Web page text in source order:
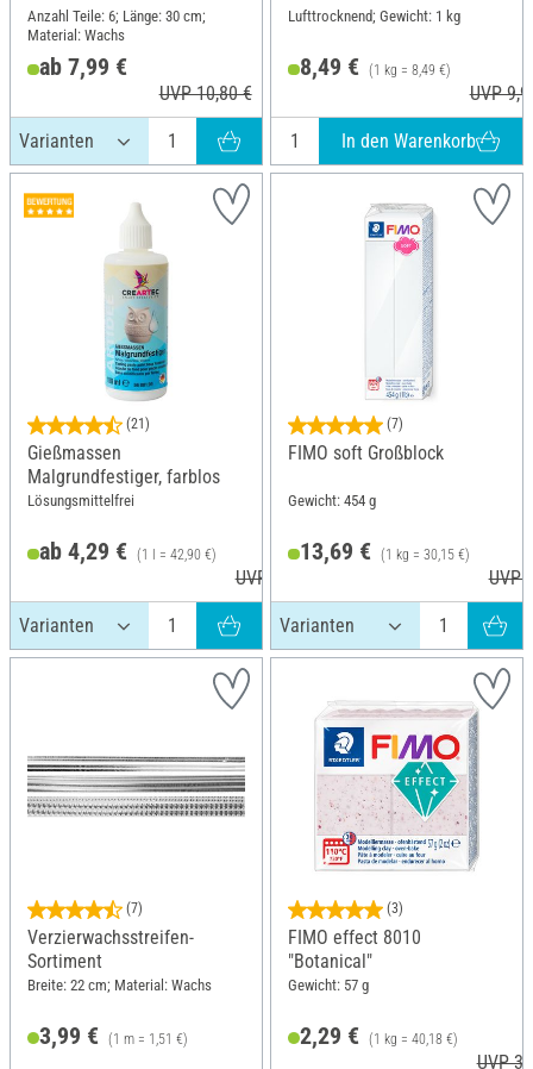
Anzahl Teile: 6; Länge: 30 cm;
Material: Wachs
ab 7,99 €
UVP 10,80 €
Lufttrocknend; Gewicht: 1 kg
8,49 € (1 kg = 8,49 €)
UVP
In den Warenkorb
(21)
Gießmassen
Malgrundfestiger, farblos
Lösungsmittelfrei
ab 4,29 € (1 l = 42,90 €)
UVP 5,40 €
(7)
FIMO soft Großblock
Gewicht: 454 g
13,69 € (1 kg = 30,15 €)
UVP
(7)
Verzierwachsstreifen-
Sortiment
Breite: 22 cm; Material: Wachs
3,99 € (1 m = 1,51 €)
(3)
FIMO effect 8010
"Botanical"
Gewicht: 57 g
2,29 € (1 kg = 40,18 €)
UVP